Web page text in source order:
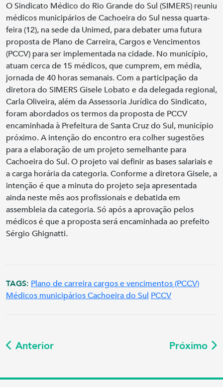
O Sindicato Médico do Rio Grande do Sul (SIMERS) reuniu
médicos municipários de Cachoeira do Sul nessa quarta-
feira (12), na sede da Unimed, para debater uma futura
proposta de Plano de Carreira, Cargos e Vencimentos
(PCCV) para ser implementada na cidade. No município,
atuam cerca de 15 médicos, que cumprem, em média,
jornada de 40 horas semanais. Com a participação da
diretora do SIMERS Gisele Lobato e da delegada regional,
Carla Oliveira, além da Assessoria Jurídica do Sindicato,
foram abordados os termos da proposta de PCCV
encaminhada à Prefeitura de Santa Cruz do Sul, município
próximo. A intenção do encontro era colher sugestões
para a elaboração de um projeto semelhante para
Cachoeira do Sul. O projeto vai definir as bases salariais e
a carga horária da categoria. Conforme a diretora Gisele, a
intenção é que a minuta do projeto seja apresentada
ainda neste mês aos profissionais e debatida em
assembleia da categoria. Só após a aprovação pelos
médicos é que a proposta será encaminhada ao prefeito
Sérgio Ghignatti.
TAGS: Plano de carreira cargos e vencimentos (PCCV)
Médicos municipários Cachoeira do Sul PCCV
Anterior Próximo